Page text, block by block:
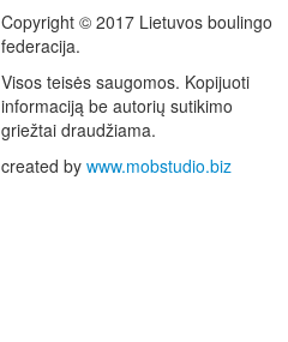
Copyright © 2017 Lietuvos boulingo
federacija.
Visos teisės saugomos. Kopijuoti
informaciją be autorių sutikimo
griežtai draudžiama.
created by www.mobstudio.biz